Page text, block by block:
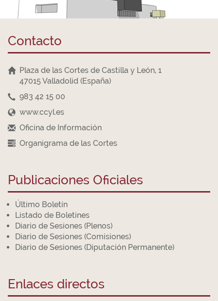
Contacto
Plaza de las Cortes de Castilla y León, 1
47015 Valladolid (España)
983 42 15 00
www.ccyl.es
Oficina de Información
Organigrama de las Cortes
Publicaciones Oficiales
Último Boletín
Listado de Boletines
Diario de Sesiones (Plenos)
Diario de Sesiones (Comisiones)
Diario de Sesiones (Diputación Permanente)
Enlaces directos